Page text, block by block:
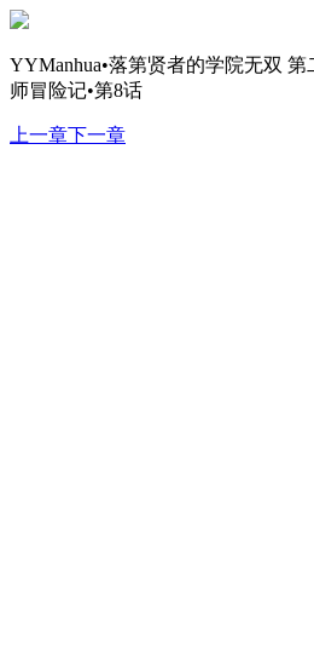
YYManhua•落第贤者的学院无双
师冒险记•第8话
上一章下一章